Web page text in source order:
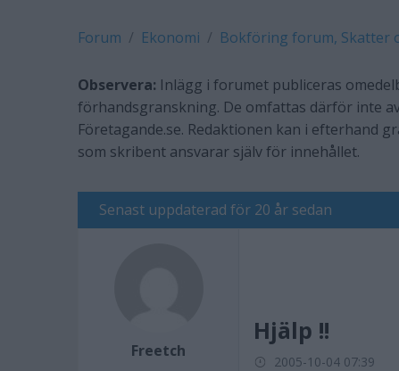
Forum Ekonomi Bokföring forum, Skatter
Observera: Inlägg i forumet publiceras
förhandsgranskning. De omfattas därför inte
Företagande.se. Redaktionen kan i efterhand
som skribent ansvarar själv för innehållet.
Senast uppdaterad för 20 år sedan
Freetch
Hjälp !!
2005-10-04 07:39